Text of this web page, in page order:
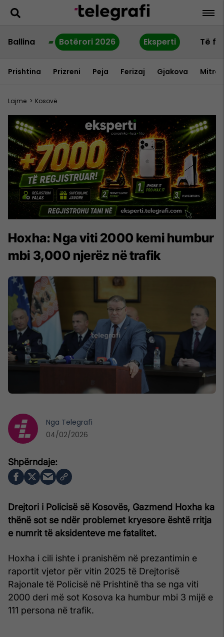
Ballina Botërori 2026 Eksperti Të
Prishtina Prizreni Peja Ferizaj Gjakova
Lajme > Kosovë
Hoxha: Nga viti 2000 kemi humbur
mbi 3,000 njerëz në trafik
Drejtori i Policisë së Kosovës, Gazmend Hoxha ka
thënë sot se ndër problemet kryesore është rritja
e numrit të aksidenteve me fatalitet.
Hoxha i cili ishte i pranishëm në prezantimin e
raportit vjetor për vitin 2025 të Drejtorisë
Rajonale të Policisë në Prishtinë tha se nga viti
2000 deri më sot Kosova ka humbur mbi 3 mijë e
111 persona në trafik.
Nga Telegrafi
04/02/2026